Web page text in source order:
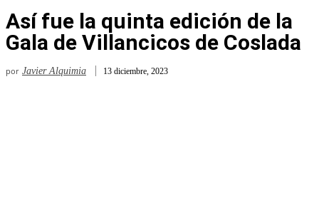
Así fue la quinta edición de la
Gala de Villancicos de Coslada
por Javier Alquimia 13 diciembre, 2023